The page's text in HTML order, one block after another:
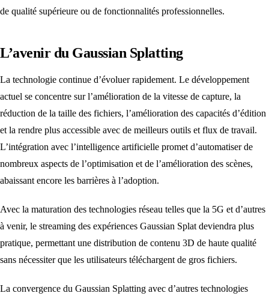
de qualité supérieure ou de fonctionnalités professionnelles.
L’avenir du Gaussian Splatting
La technologie continue d’évoluer rapidement. Le développement
actuel se concentre sur l’amélioration de la vitesse de capture, la
réduction de la taille des fichiers, l’amélioration des capacités d’édition
et la rendre plus accessible avec de meilleurs outils et flux de travail.
L’intégration avec l’intelligence artificielle promet d’automatiser de
nombreux aspects de l’optimisation et de l’amélioration des scènes,
abaissant encore les barrières à l’adoption.
Avec la maturation des technologies réseau telles que la 5G et d’autres
à venir, le streaming des expériences Gaussian Splat deviendra plus
pratique, permettant une distribution de contenu 3D de haute qualité
sans nécessiter que les utilisateurs téléchargent de gros fichiers.
La convergence du Gaussian Splatting avec d’autres technologies